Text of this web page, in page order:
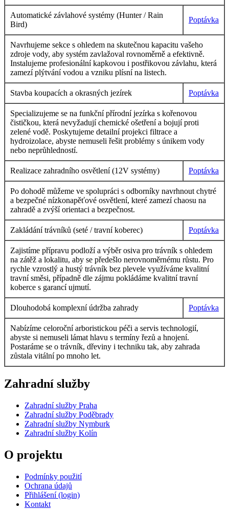
Automatické závlahové systémy (Hunter / Rain
Bird)
Poptávka
Navrhujeme sekce s ohledem na skutečnou kapacitu vašeho
zdroje vody, aby systém zavlažoval rovnoměrně a efektivně.
Instalujeme profesionální kapkovou i postřikovou závlahu, která
zamezí plýtvání vodou a vzniku plísní na listech.
Stavba koupacích a okrasných jezírek Poptávka
Specializujeme se na funkční přírodní jezírka s kořenovou
čističkou, která nevyžadují chemické ošetření a bojují proti
zelené vodě. Poskytujeme detailní projekci filtrace a
hydroizolace, abyste nemuseli řešit problémy s únikem vody
nebo neprůhledností.
Realizace zahradního osvětlení (12V systémy) Poptávka
Po dohodě můžeme ve spolupráci s odborníky navrhnout chytré
a bezpečné nízkonapěťové osvětlení, které zamezí chaosu na
zahradě a zvýší orientaci a bezpečnost.
Zakládání trávníků (seté / travní koberec) Poptávka
Zajistíme přípravu podloží a výběr osiva pro trávník s ohledem
na zátěž a lokalitu, aby se předešlo nerovnoměrnému růstu. Pro
rychle vzrostlý a hustý trávník bez plevele využíváme kvalitní
travní směsi, případně dle zájmu pokládáme kvalitní travní
koberce s garancí ujmutí.
Dlouhodobá komplexní údržba zahrady Poptávka
Nabízíme celoroční arboristickou péči a servis technologií,
abyste si nemuseli lámat hlavu s termíny řezů a hnojení.
Postaráme se o trávník, dřeviny i techniku tak, aby zahrada
zůstala vitální po mnoho let.
Zahradní služby
Zahradní služby Praha
Zahradní služby Poděbrady
Zahradní služby Nymburk
Zahradní služby Kolín
O projektu
Podmínky použití
Ochrana údajů
Přihlášení (login)
Kontakt